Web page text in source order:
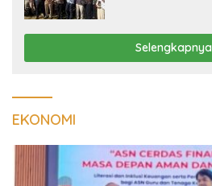
Selengkapnya
EKONOMI